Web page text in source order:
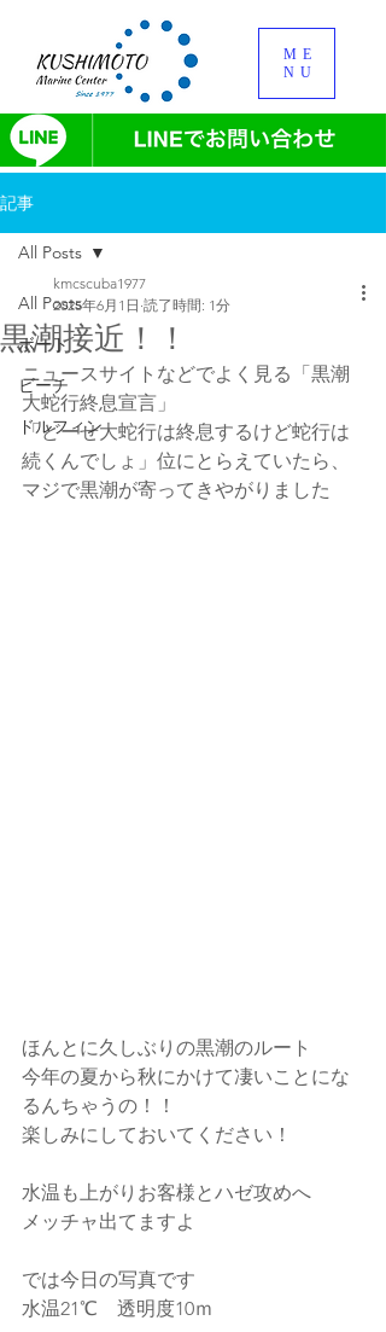
ME
NU
記事
All Posts
ボート
ビーチ
ドルフィン
All Posts
黒潮接近！！
kmcscuba1977
2025年6月1日 読了時間: 1分
ニュースサイトなどでよく見る「黒潮
大蛇行終息宣言」
「どーせ大蛇行は終息するけど蛇行は
続くんでしょ」位にとらえていたら、
マジで黒潮が寄ってきやがりました
ほんとに久しぶりの黒潮のルート
今年の夏から秋にかけて凄いことにな
るんちゃうの！！
楽しみにしておいてください！
水温も上がりお客様とハゼ攻めへ
メッチャ出てますよ
では今日の写真です
水温21℃　透明度10ｍ